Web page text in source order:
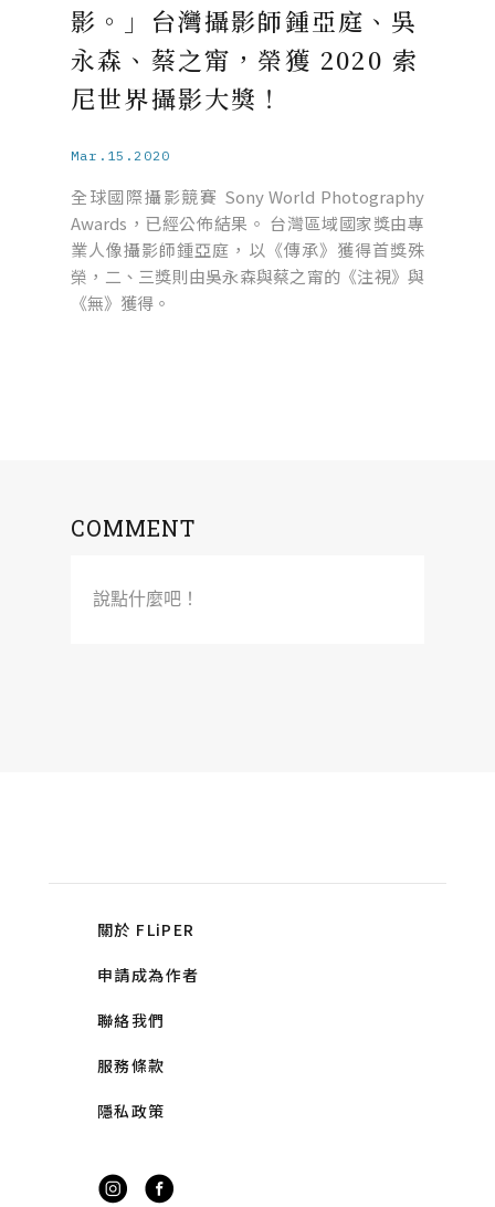
影。」台灣攝影師鍾亞庭、吳
永森、蔡之甯，榮獲 2020 索
尼世界攝影大獎！
Mar.15.2020
全球國際攝影競賽 Sony World Photography
Awards，已經公佈結果。 台灣區域國家獎由專
業人像攝影師鍾亞庭，以《傳承》獲得首獎殊
榮，二、三獎則由吳永森與蔡之甯的《注視》與
《無》獲得。
COMMENT
說點什麼吧！
關於 FLiPER
申請成為作者
聯絡我們
服務條款
隱私政策